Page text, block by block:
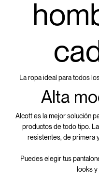
La ropa ideal para todos
Alta
Alcott es la mejor solución
productos de todo tipo.
resistentes, de primera
Puedes elegir tus
looks y